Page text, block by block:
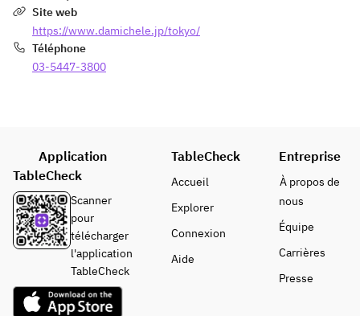
Site web
https://www.damichele.jp/tokyo/
Téléphone
03-5447-3800
Application
TableCheck
Scanner
pour
télécharger
l'application
TableCheck
TableCheck
Accueil
Explorer
Connexion
Aide
Entreprise
À propos de
nous
Équipe
Carrières
Presse